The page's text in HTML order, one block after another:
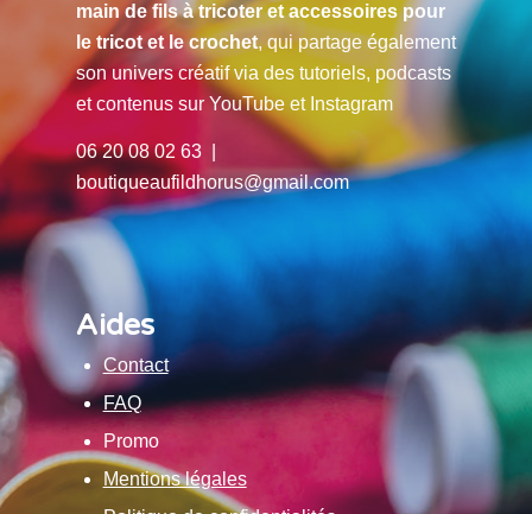
main de fils à tricoter et accessoires pour
le tricot et le crochet, qui partage également
son univers créatif via des tutoriels, podcasts
et contenus sur YouTube et Instagram
06 20 08 02 63 |
boutiqueaufildhorus@gmail.com
Aides
Contact
FAQ
Promo
Mentions légales